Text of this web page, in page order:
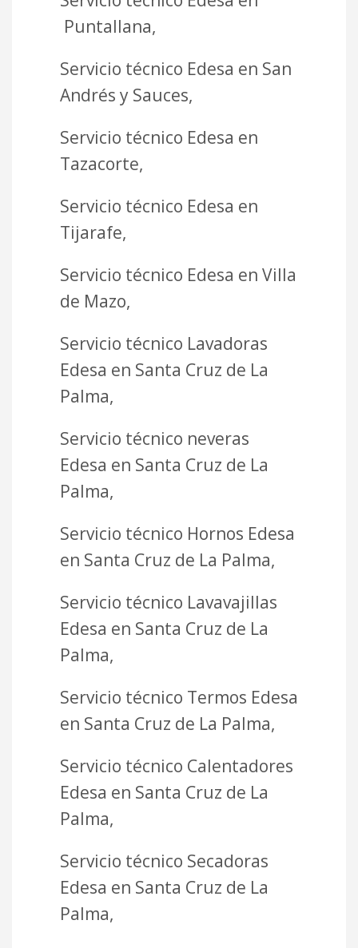
Puntallana,
Servicio técnico Edesa en San
Andrés y Sauces,
Servicio técnico Edesa en
Tazacorte,
Servicio técnico Edesa en
Tijarafe,
Servicio técnico Edesa en Villa
de Mazo,
Servicio técnico Lavadoras
Edesa en Santa Cruz de La
Palma,
Servicio técnico neveras
Edesa en Santa Cruz de La
Palma,
Servicio técnico Hornos Edesa
en Santa Cruz de La Palma,
Servicio técnico Lavavajillas
Edesa en Santa Cruz de La
Palma,
Servicio técnico Termos Edesa
en Santa Cruz de La Palma,
Servicio técnico Calentadores
Edesa en Santa Cruz de La
Palma,
Servicio técnico Secadoras
Edesa en Santa Cruz de La
Palma,